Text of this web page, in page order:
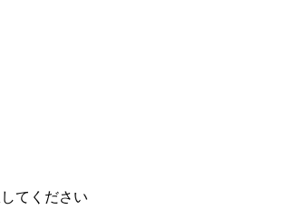
てください